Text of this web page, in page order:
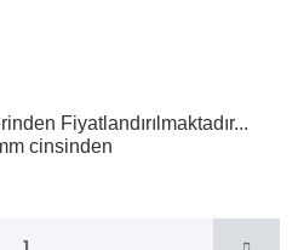
Fiyatlandırılmaktadır...
cinsinden